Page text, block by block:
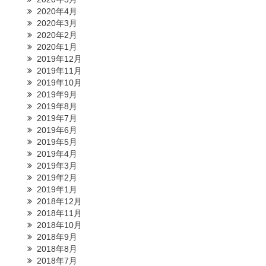
2020年4月
2020年3月
2020年2月
2020年1月
2019年12月
2019年11月
2019年10月
2019年9月
2019年8月
2019年7月
2019年6月
2019年5月
2019年4月
2019年3月
2019年2月
2019年1月
2018年12月
2018年11月
2018年10月
2018年9月
2018年8月
2018年7月